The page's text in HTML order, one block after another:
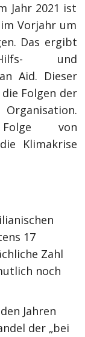
Jahr 2021 ist
Vorjahr um
Das ergibt
und
Aid. Dieser
Folgen der
Folge von
Klimakrise
17
Zahl
noch
Jahren
der „bei